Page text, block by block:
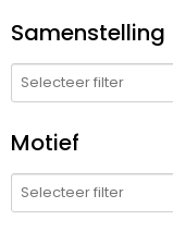
Samenstelling
Motief